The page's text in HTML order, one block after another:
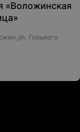
«Воложинская
Горького